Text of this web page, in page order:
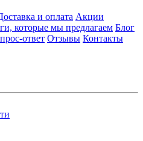
и оплата Акции
которые мы предлагаем Блог
ответ Отзывы Контакты